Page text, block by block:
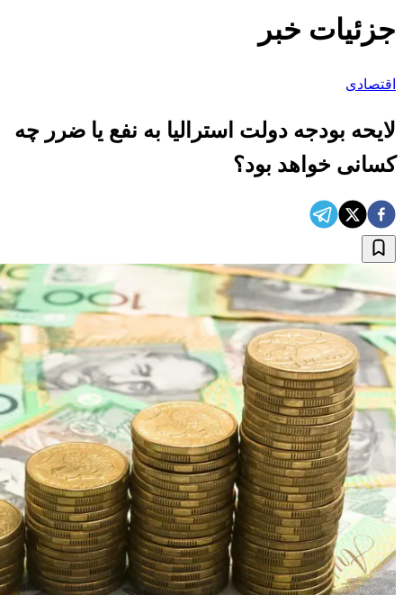
جزئیات خبر
اقتصادی
لایحه بودجه دولت استرالیا به نفع یا ضرر چه
کسانی خواهد بود؟